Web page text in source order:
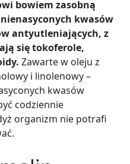
bowiem zasobną
kwasów
antyutleniających, z
się tokoferole,
Zawarte w oleju z
i linolenowy–
kwasów
codziennie
organizm nie potrafi